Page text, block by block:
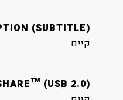
(SUBTITLE)
קיים
(USB 2.0)